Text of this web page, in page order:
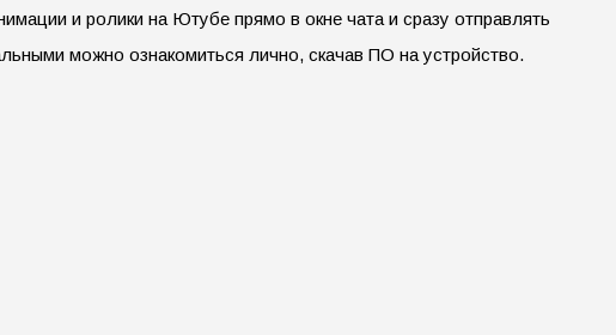
и ролики на Ютубе прямо в окне чата и сразу отправлять
можно ознакомиться лично, скачав ПО на устройство.